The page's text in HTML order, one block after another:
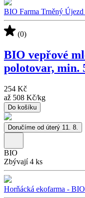
BIO Farma Trněný
(0)
BIO vepřové
polotovar, min.
254 Kč
až 508 Kč/kg
Do košíku
Doručíme od úterý 11. 8.
BIO
Zbývají 4 ks
Horňácká ekofarma - BIO